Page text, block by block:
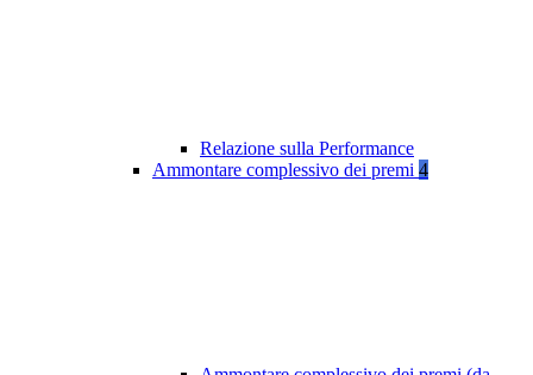
Relazione sulla Performance
Ammontare complessivo dei premi 4